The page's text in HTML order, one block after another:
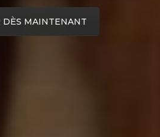
DÈS MAINTENANT